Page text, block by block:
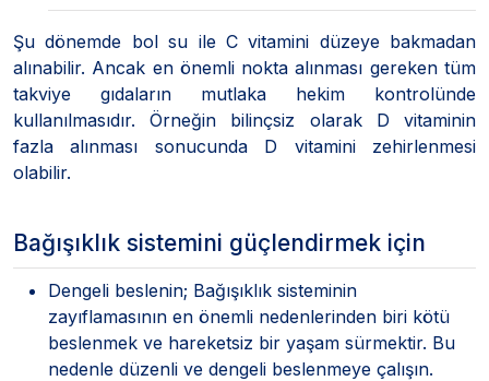
Şu dönemde bol su ile C vitamini düzeye bakmadan
alınabilir. Ancak en önemli nokta alınması gereken tüm
takviye gıdaların mutlaka hekim kontrolünde
kullanılmasıdır. Örneğin bilinçsiz olarak D vitaminin
fazla alınması sonucunda D vitamini zehirlenmesi
olabilir.
Bağışıklık sistemini güçlendirmek için
Dengeli beslenin; Bağışıklık sisteminin
zayıflamasının en önemli nedenlerinden biri kötü
beslenmek ve hareketsiz bir yaşam sürmektir. Bu
nedenle düzenli ve dengeli beslenmeye çalışın.